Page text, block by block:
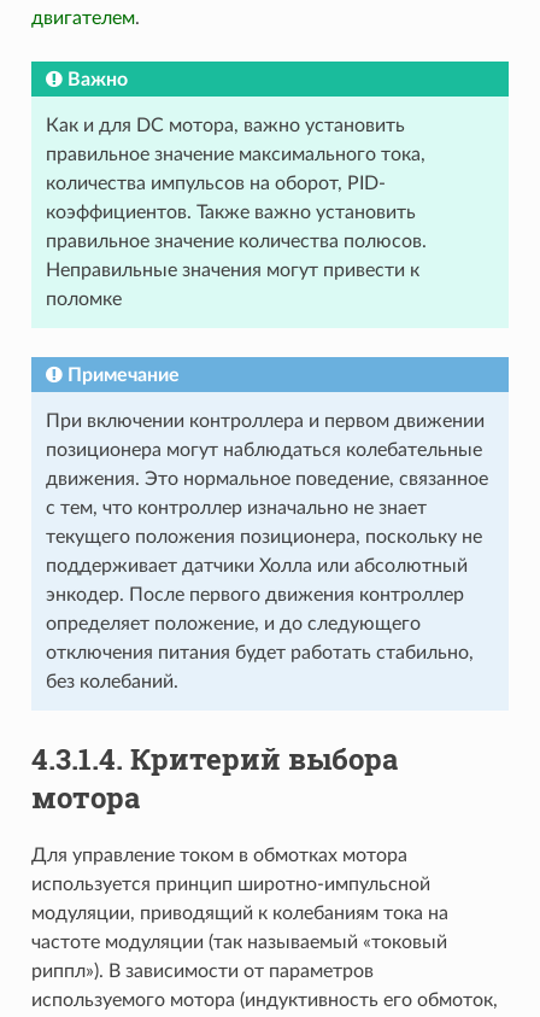
двигателем.
Важно
Как и для DC мотора, важно установить
правильное значение максимального тока,
количества импульсов на оборот, PID-
коэффициентов. Также важно установить
правильное значение количества полюсов.
Неправильные значения могут привести к
поломке
Примечание
При включении контроллера и первом движении
позиционера могут наблюдаться колебательные
движения. Это нормальное поведение, связанное
с тем, что контроллер изначально не знает
текущего положения позиционера, поскольку не
поддерживает датчики Холла или абсолютный
энкодер. После первого движения контроллер
определяет положение, и до следующего
отключения питания будет работать стабильно,
без колебаний.
4.3.1.4. Критерий выбора
мотора
Для управление током в обмотках мотора
используется принцип широтно-импульсной
модуляции, приводящий к колебаниям тока на
частоте модуляции (так называемый «токовый
риппл»). В зависимости от параметров
используемого мотора (индуктивность его обмоток,